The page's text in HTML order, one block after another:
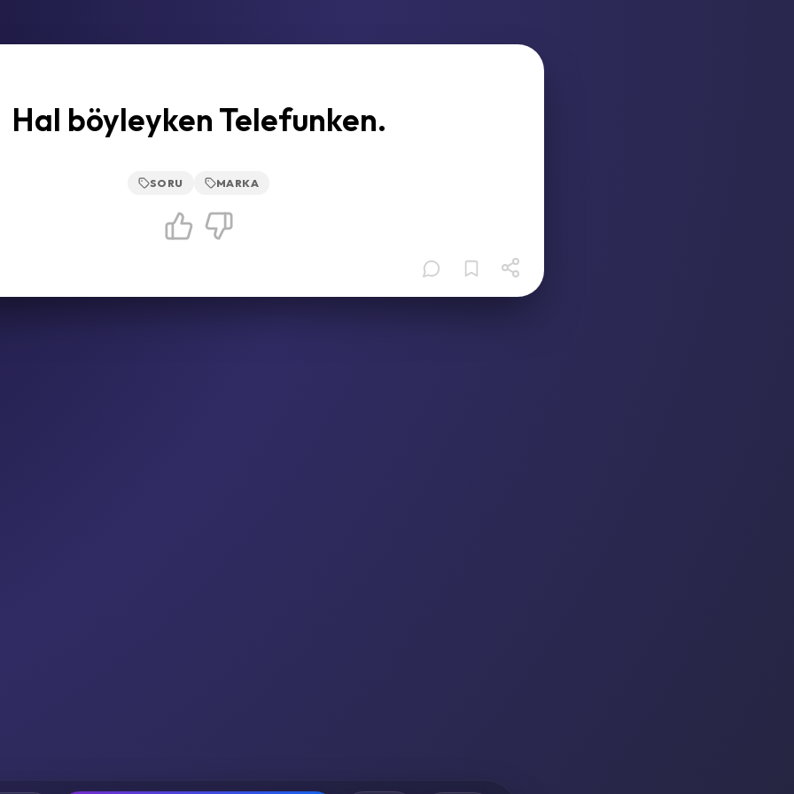
Hal böyleyken Telefunken.
SORU MARKA